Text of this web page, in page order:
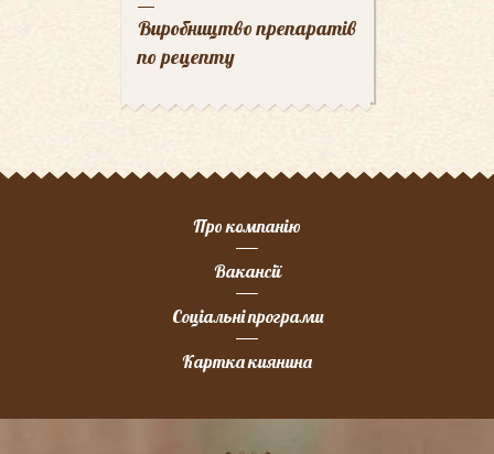
Виробництво препаратів
по рецепту
Про компанію
Вакансії
Соціальні програми
Картка киянина